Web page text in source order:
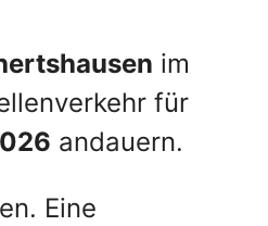
im
für
andauern.
Eine